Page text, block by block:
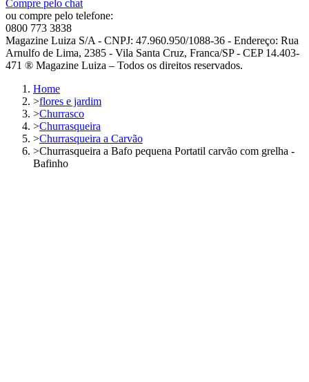
Compre pelo chat
ou compre pelo telefone:
0800 773 3838
Magazine Luiza S/A - CNPJ: 47.960.950/1088-36 - Endereço: Rua
Arnulfo de Lima, 2385 - Vila Santa Cruz, Franca/SP - CEP 14.403-
471 ® Magazine Luiza – Todos os direitos reservados.
Home
>flores e jardim
>Churrasco
>Churrasqueira
>Churrasqueira a Carvão
>Churrasqueira a Bafo pequena Portatil carvão com grelha -
Bafinho